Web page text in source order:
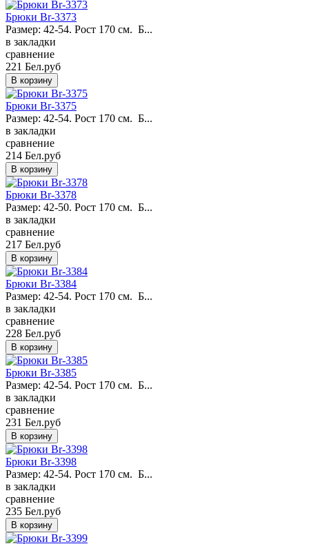
Брюки Br-3373
Размер: 42-54. Рост 170 см. Б...
в закладки
сравнение
221 Бел.руб
Брюки Br-3375
Размер: 42-54. Рост 170 см. Б...
в закладки
сравнение
214 Бел.руб
Брюки Br-3378
Размер: 42-50. Рост 170 см. Б...
в закладки
сравнение
217 Бел.руб
Брюки Br-3384
Размер: 42-54. Рост 170 см. Б...
в закладки
сравнение
228 Бел.руб
Брюки Br-3385
Размер: 42-54. Рост 170 см. Б...
в закладки
сравнение
231 Бел.руб
Брюки Br-3398
Размер: 42-54. Рост 170 см. Б...
в закладки
сравнение
235 Бел.руб